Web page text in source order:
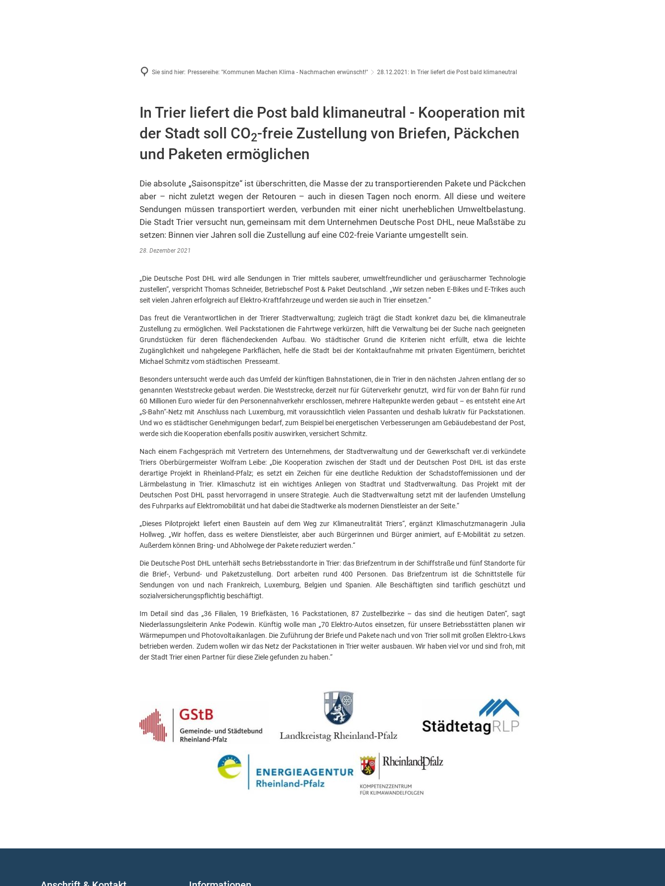
Sie sind hier: Pressereihe: "Kommunen Machen Klima - Nachmachen erwünscht!" 28.12.2021: In Trier liefert die Post bald klimaneutral
In Trier liefert die Post bald klimaneutral - Kooperation mit
der Stadt soll CO2-freie Zustellung von Briefen, Päckchen
und Paketen ermöglichen
Die absolute „Saisonspitze“ ist überschritten, die Masse der zu transportierenden Pakete und Päckchen
aber – nicht zuletzt wegen der Retouren – auch in diesen Tagen noch enorm. All diese und weitere
Sendungen müssen transportiert werden, verbunden mit einer nicht unerheblichen Umweltbelastung.
Die Stadt Trier versucht nun, gemeinsam mit dem Unternehmen Deutsche Post DHL, neue Maßstäbe zu
setzen: Binnen vier Jahren soll die Zustellung auf eine C02-freie Variante umgestellt sein.
28. Dezember 2021
„Die Deutsche Post DHL wird alle Sendungen in Trier mittels sauberer, umweltfreundlicher und geräuscharmer Technologie
zustellen“, verspricht Thomas Schneider, Betriebschef Post & Paket Deutschland. „Wir setzen neben E-Bikes und E-Trikes auch
seit vielen Jahren erfolgreich auf Elektro-Kraftfahrzeuge und werden sie auch in Trier einsetzen.“
Das freut die Verantwortlichen in der Trierer Stadtverwaltung; zugleich trägt die Stadt konkret dazu bei, die klimaneutrale
Zustellung zu ermöglichen. Weil Packstationen die Fahrtwege verkürzen, hilft die Verwaltung bei der Suche nach geeigneten
Grundstücken für deren flächendeckenden Aufbau. Wo städtischer Grund die Kriterien nicht erfüllt, etwa die leichte
Zugänglichkeit und nahgelegene Parkflächen, helfe die Stadt bei der Kontaktaufnahme mit privaten Eigentümern, berichtet
Michael Schmitz vom städtischen Presseamt.
Besonders untersucht werde auch das Umfeld der künftigen Bahnstationen, die in Trier in den nächsten Jahren entlang der so
genannten Weststrecke gebaut werden. Die Weststrecke, derzeit nur für Güterverkehr genutzt, wird für von der Bahn für rund
60 Millionen Euro wieder für den Personennahverkehr erschlossen, mehrere Haltepunkte werden gebaut – es entsteht eine Art
„S-Bahn“-Netz mit Anschluss nach Luxemburg, mit voraussichtlich vielen Passanten und deshalb lukrativ für Packstationen.
Und wo es städtischer Genehmigungen bedarf, zum Beispiel bei energetischen Verbesserungen am Gebäudebestand der Post,
werde sich die Kooperation ebenfalls positiv auswirken, versichert Schmitz.
Nach einem Fachgespräch mit Vertretern des Unternehmens, der Stadtverwaltung und der Gewerkschaft ver.di verkündete
Triers Oberbürgermeister Wolfram Leibe: „Die Kooperation zwischen der Stadt und der Deutschen Post DHL ist das erste
derartige Projekt in Rheinland-Pfalz; es setzt ein Zeichen für eine deutliche Reduktion der Schadstoffemissionen und der
Lärmbelastung in Trier. Klimaschutz ist ein wichtiges Anliegen von Stadtrat und Stadtverwaltung. Das Projekt mit der
Deutschen Post DHL passt hervorragend in unsere Strategie. Auch die Stadtverwaltung setzt mit der laufenden Umstellung
des Fuhrparks auf Elektromobilität und hat dabei die Stadtwerke als modernen Dienstleister an der Seite.“
„Dieses Pilotprojekt liefert einen Baustein auf dem Weg zur Klimaneutralität Triers“, ergänzt Klimaschutzmanagerin Julia
Hollweg. „Wir hoffen, dass es weitere Dienstleister, aber auch Bürgerinnen und Bürger animiert, auf E-Mobilität zu setzen.
Außerdem können Bring- und Abholwege der Pakete reduziert werden.“
Die Deutsche Post DHL unterhält sechs Betriebsstandorte in Trier: das Briefzentrum in der Schiffstraße und fünf Standorte für
die Brief-, Verbund- und Paketzustellung. Dort arbeiten rund 400 Personen. Das Briefzentrum ist die Schnittstelle für
Sendungen von und nach Frankreich, Luxemburg, Belgien und Spanien. Alle Beschäftigten sind tariflich geschützt und
sozialversicherungspflichtig beschäftigt.
Im Detail sind das „36 Filialen, 19 Briefkästen, 16 Packstationen, 87 Zustellbezirke – das sind die heutigen Daten“, sagt
Niederlassungsleiterin Anke Podewin. Künftig wolle man „70 Elektro-Autos einsetzen, für unsere Betriebsstätten planen wir
Wärmepumpen und Photovoltaikanlagen. Die Zuführung der Briefe und Pakete nach und von Trier soll mit großen Elektro-Lkws
betrieben werden. Zudem wollen wir das Netz der Packstationen in Trier weiter ausbauen. Wir haben viel vor und sind froh, mit
der Stadt Trier einen Partner für diese Ziele gefunden zu haben.“